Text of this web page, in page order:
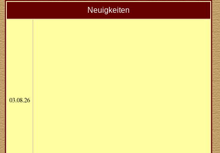
Neuigkeiten
03.08.26